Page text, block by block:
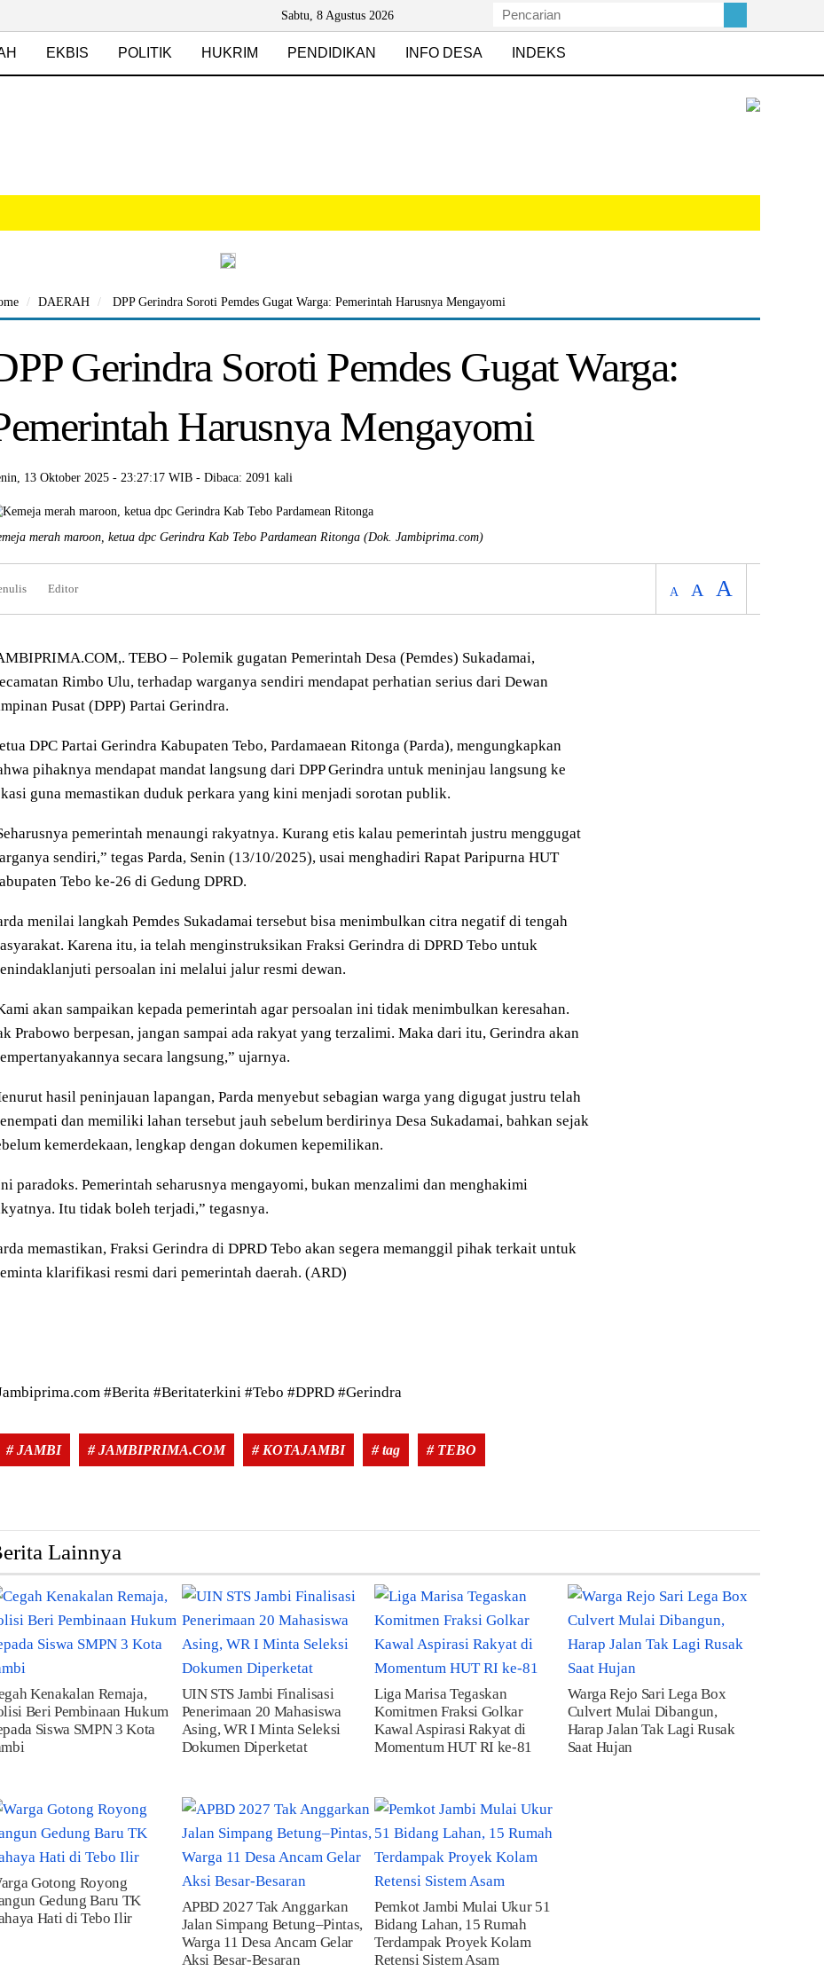
Sabtu, 8 Agustus 2026
EKBIS POLITIK HUKRIM PENDIDIKAN INFO DESA INDEKS
DAERAH DPP Gerindra Soroti Pemdes Gugat Warga: Pemerintah Harusnya Mengayomi
Gerindra Soroti Pemdes Gugat Warga:
Harusnya Mengayomi
13 Oktober 2025 - 23:27:17 WIB - Dibaca: 2091 kali
merah maroon, ketua dpc Gerindra Kab Tebo Pardamean Ritonga (Dok. Jambiprima.com)
Editor A A A
TEBO – Polemik gugatan Pemerintah Desa (Pemdes) Sukadamai,
Rimbo Ulu, terhadap warganya sendiri mendapat perhatian serius dari Dewan
Pusat (DPP) Partai Gerindra.
DPC Partai Gerindra Kabupaten Tebo, Pardamaean Ritonga (Parda), mengungkapkan
pihaknya mendapat mandat langsung dari DPP Gerindra untuk meninjau langsung ke
guna memastikan duduk perkara yang kini menjadi sorotan publik.
pemerintah menaungi rakyatnya. Kurang etis kalau pemerintah justru menggugat
sendiri,” tegas Parda, Senin (13/10/2025), usai menghadiri Rapat Paripurna HUT
Tebo ke-26 di Gedung DPRD.
menilai langkah Pemdes Sukadamai tersebut bisa menimbulkan citra negatif di tengah
Karena itu, ia telah menginstruksikan Fraksi Gerindra di DPRD Tebo untuk
persoalan ini melalui jalur resmi dewan.
akan sampaikan kepada pemerintah agar persoalan ini tidak menimbulkan keresahan.
Prabowo berpesan, jangan sampai ada rakyat yang terzalimi. Maka dari itu, Gerindra akan
secara langsung,” ujarnya.
hasil peninjauan lapangan, Parda menyebut sebagian warga yang digugat justru telah
dan memiliki lahan tersebut jauh sebelum berdirinya Desa Sukadamai, bahkan sejak
kemerdekaan, lengkap dengan dokumen kepemilikan.
paradoks. Pemerintah seharusnya mengayomi, bukan menzalimi dan menghakimi
Itu tidak boleh terjadi,” tegasnya.
memastikan, Fraksi Gerindra di DPRD Tebo akan segera memanggil pihak terkait untuk
klarifikasi resmi dari pemerintah daerah. (ARD)
#Berita #Beritaterkini #Tebo #DPRD #Gerindra
# JAMBI # JAMBIPRIMA.COM # KOTAJAMBI # tag # TEBO
Lainnya
Kenakalan Remaja,
Beri Pembinaan Hukum
Siswa SMPN 3 Kota
UIN STS Jambi Finalisasi
Penerimaan 20 Mahasiswa
Asing, WR I Minta Seleksi
Dokumen Diperketat
Liga Marisa Tegaskan
Komitmen Fraksi Golkar
Kawal Aspirasi Rakyat di
Momentum HUT RI ke-81
Warga Rejo Sari Lega Box
Culvert Mulai Dibangun,
Harap Jalan Tak Lagi Rusak
Saat Hujan
Gotong Royong
Gedung Baru TK
Hati di Tebo Ilir
APBD 2027 Tak Anggarkan
Jalan Simpang Betung–Pintas,
Warga 11 Desa Ancam Gelar
Aksi Besar-Besaran
Pemkot Jambi Mulai Ukur 51
Bidang Lahan, 15 Rumah
Terdampak Proyek Kolam
Retensi Sistem Asam